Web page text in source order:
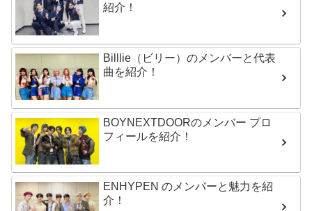
紹介！
Billlie（ビリー）のメンバーと代表
曲を紹介！
BOYNEXTDOORのメンバー プロ
フィールを紹介！
ENHYPEN のメンバーと魅力を紹
介！